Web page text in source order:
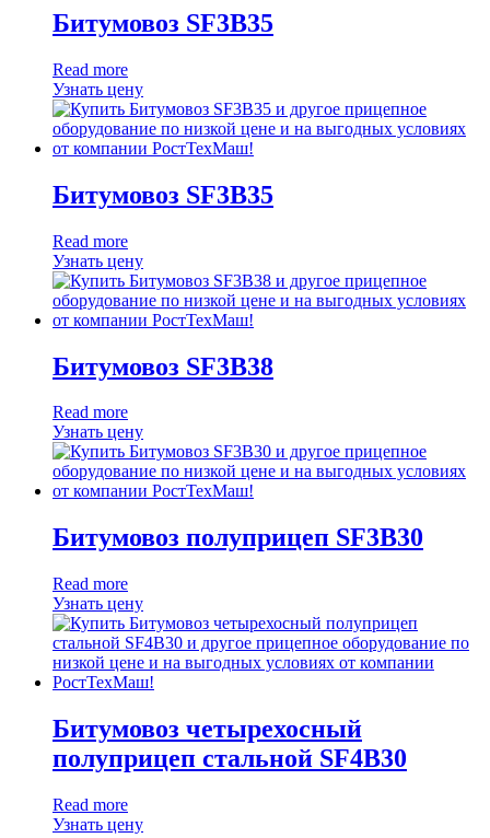
Битумовоз SF3B35
Read more
Узнать цену
Битумовоз SF3B35
Read more
Узнать цену
Битумовоз SF3B38
Read more
Узнать цену
Битумовоз полуприцеп SF3B30
Read more
Узнать цену
Битумовоз четырехосный
полуприцеп стальной SF4B30
Read more
Узнать цену